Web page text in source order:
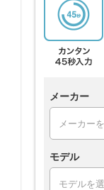
メーカー
モデル